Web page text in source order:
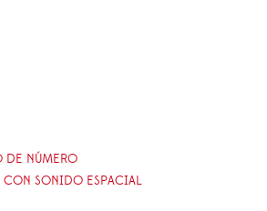
DE NÚMERO
CON SONIDO ESPACIAL